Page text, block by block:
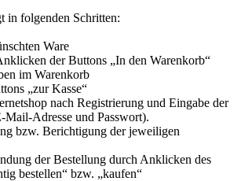
in folgenden Schritten:
Ware
der Buttons „In den Warenkorb“
im Warenkorb
„zur Kasse“
nach Registrierung und Eingabe der
Mail-Adresse und Passwort).
bzw. Berichtigung der jeweiligen
der Bestellung durch Anklicken des
bestellen“ bzw. „kaufen“